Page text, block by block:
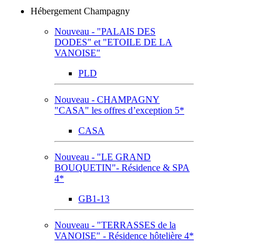
Hébergement Champagny
Nouveau - "PALAIS DES
DODES" et "ETOILE DE LA
VANOISE"
PLD
Nouveau - CHAMPAGNY
"CASA" les offres d’exception 5*
CASA
Nouveau - "LE GRAND
BOUQUETIN"- Résidence & SPA
4*
GB1-13
Nouveau - "TERRASSES de la
VANOISE" - Résidence hôtelière 4*